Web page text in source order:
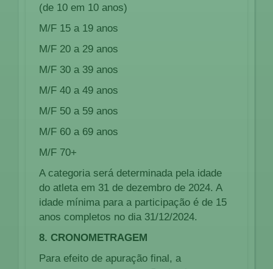
(de 10 em 10 anos)
M/F 15 a 19 anos
M/F 20 a 29 anos
M/F 30 a 39 anos
M/F 40 a 49 anos
M/F 50 a 59 anos
M/F 60 a 69 anos
M/F 70+
A categoria será determinada pela idade
do atleta em 31 de dezembro de 2024. A
idade mínima para a participação é de 15
anos completos no dia 31/12/2024.
8. CRONOMETRAGEM
Para efeito de apuração final, a